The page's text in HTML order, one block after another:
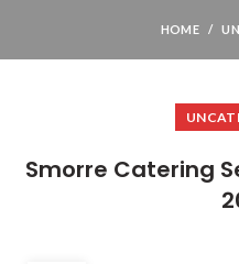
HOME
Smorre Catering